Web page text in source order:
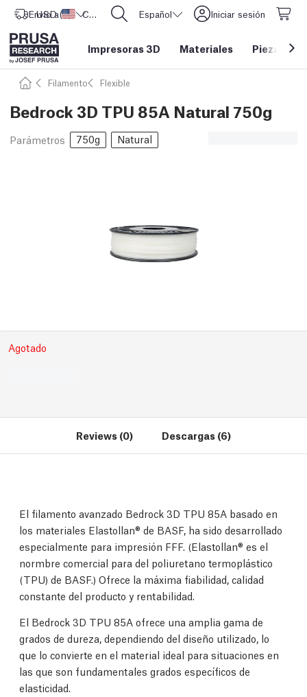
Envío a Estados Unidos
USD ($) CORE One L: ¡Ya disponible! Español Iniciar sesión
Impresoras 3D Materiales Piezas y
Filamento Flexible
Bedrock 3D TPU 85A Natural 750g
Parámetros 750g Natural
Agotado
Reviews (0) Descargas (6)
El filamento avanzado Bedrock 3D TPU 85A basado en
los materiales Elastollan®️ de BASF, ha sido desarrollado
especialmente para impresión FFF. (Elastollan®️ es el
normbre comercial para del poliuretano termoplástico
(TPU) de BASF.) Ofrece la máxima fiabilidad, calidad
constante del producto y rentabilidad.
El Bedrock 3D TPU 85A ofrece una amplia gama de
grados de dureza, dependiendo del diseño utilizado, lo
que lo convierte en el material ideal para situaciones en
las que son fundamentales grados específicos de
elasticidad.